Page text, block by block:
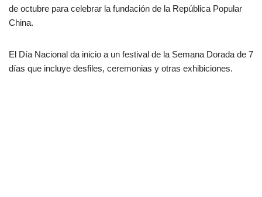
de octubre para celebrar la fundación de la República Popular
China.
El Día Nacional da inicio a un festival de la Semana Dorada de 7
días que incluye desfiles, ceremonias y otras exhibiciones.